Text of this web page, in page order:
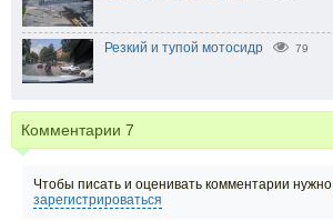
Резкий и тупой мотосидр 79
Комментарии 7
Чтобы писать и оценивать комментарии нужно
зарегистрироваться